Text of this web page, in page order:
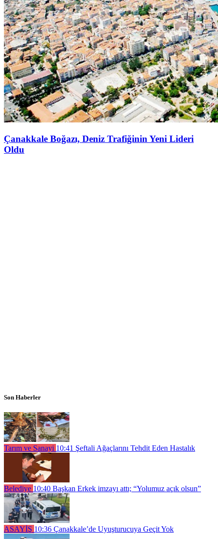
Çanakkale Boğazı, Deniz Trafiğinin Yeni Lideri
Oldu
Son Haberler
Tarım ve Sanayi 10:41 Şeftali Ağaçlarını Tehdit Eden Hastalık
Belediye 10:40 Başkan Erkek imzayı attı; “Yolumuz açık olsun”
ASAYİŞ 10:36 Çanakkale’de Uyuşturucuya Geçit Yok